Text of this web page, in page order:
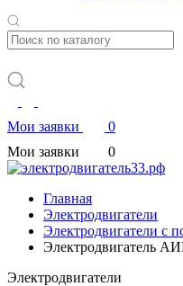
Мои заявки
0
Мои заявки
0
Главная
Электродвигатели
Электродвигатели с
Электродвигатель
Электродвигатели